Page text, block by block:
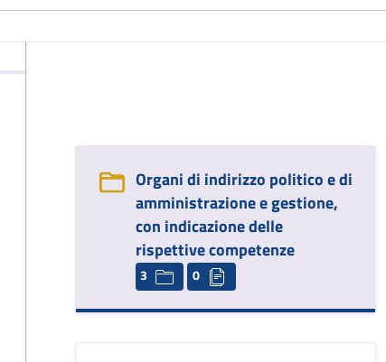
Organi di indirizzo politico e di
amministrazione e gestione,
con indicazione delle
rispettive competenze
3 0